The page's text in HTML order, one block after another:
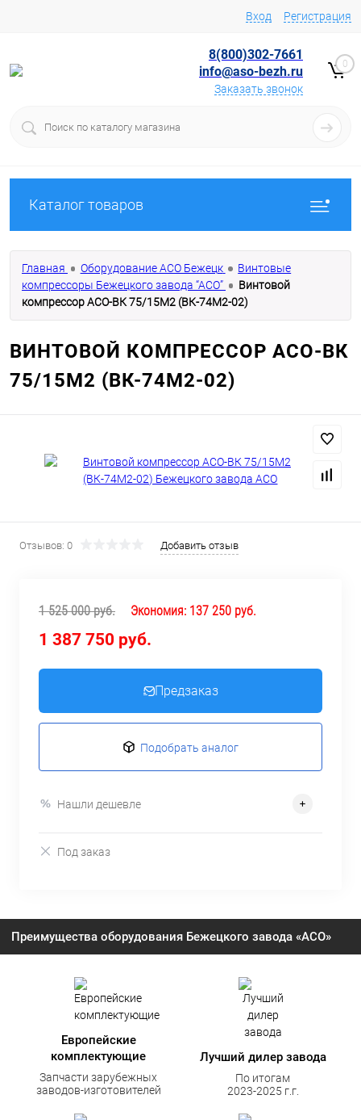
Вход Регистрация
8(800)302-7661
info@aso-bezh.ru
Заказать звонок
0
Каталог товаров
Главная Оборудование АСО Бежецк
Винтовые
компрессоры Бежецкого завода “АСО”
Винтовой
компрессор АСО-ВК 75/15М2 (ВК-74М2-02)
ВИНТОВОЙ КОМПРЕССОР АСО-ВК
75/15М2 (ВК-74М2-02)
Отзывов: 0 Добавить отзыв
1 525 000 руб. Экономия: 137 250 руб.
1 387 750 руб.
Предзаказ
Подобрать аналог
Нашли дешевле
Под заказ
Преимущества оборудования Бежецкого завода «АСО»
Европейские
комплектующие
Запчасти зарубежных
заводов-изготовителей
Лучший дилер завода
По итогам
2023-2025 г.г.